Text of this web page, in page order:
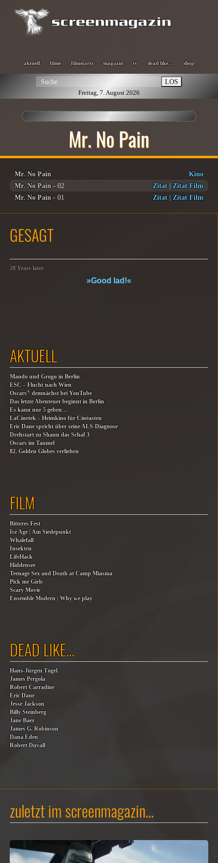
aktuell filme filmstarts magazin tv dead like… shop
LOS
Freitag, 7. August 2026
Mr. No Pain
Mr. No Pain
Kino
Mr. No Pain - 02 Zitat | Zitat Film
Mr. No Pain - 01 Zitat | Zitat Film
GESAGT
28 Years later
»Good lad!«
AKTUELL
Mando und Grogu in Berlin
ESC – Flucht nach Wien
Oscars® demnächst bei YouTube
Das letzte Abenteuer beginnt in Berlin
Es kann nur 5 geben…
LaCinetek – Heimkino für Cinéasten
Eric Dane spricht über seine ALS-Diagnose
Drehstart zu Shaun das Schaf 3
Oscars im Taumel
82. Golden Globes verliehen
FILM
Bitteres Fest
Ice Age | Am Siedepunkt
Whalefall
Insekten
LifeHack
Hiddensee
Teenage Sex and Death at Camp Miasma
Pick me Girls
Scary Movie
Ensemble Modern | Why we play
DEAD LIKE…
Hans-Jürgen Tögel
James Pergola
Robert Carradine
Eric Dane
Jesse Jackson
Billy Steinberg
Jane Baer
James G. Robinson
Dana Eden
Robert Duvall
zuletzt im screenmagazin…